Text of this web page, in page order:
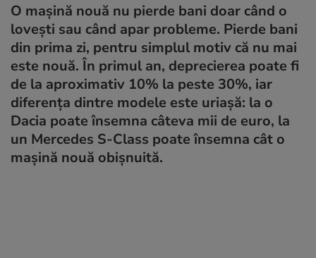
O mașină nouă nu pierde bani doar când o
lovești sau când apar probleme. Pierde bani
din prima zi, pentru simplul motiv că nu mai
este nouă. În primul an, deprecierea poate fi
de la aproximativ 10% la peste 30%, iar
diferența dintre modele este uriașă: la o
Dacia poate însemna câteva mii de euro, la
un Mercedes S-Class poate însemna cât o
mașină nouă obișnuită.